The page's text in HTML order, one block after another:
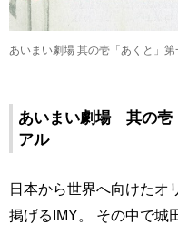
あいまい劇場 其の壱「あくと」
あいまい劇場 其の壱
アル
日本から世界へ向けたオ
掲げるIMY。 その中で城